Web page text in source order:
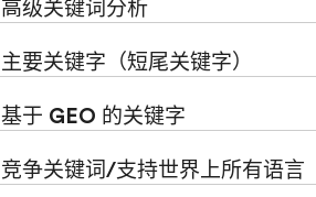
高级关键词分析
主要关键字（短尾关键字）
基于 GEO 的关键字
竞争关键词/支持世界上所有语言